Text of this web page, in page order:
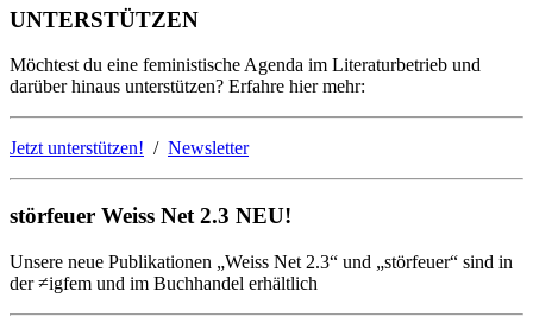
UNTERSTÜTZEN
Möchtest du eine feministische Agenda im Literaturbetrieb und
darüber hinaus unterstützen? Erfahre hier mehr:
Jetzt unterstützen! / Newsletter
störfeuer Weiss Net 2.3 NEU!
Unsere neue Publikationen „Weiss Net 2.3“ und „störfeuer“ sind in
der ≠igfem und im Buchhandel erhältlich